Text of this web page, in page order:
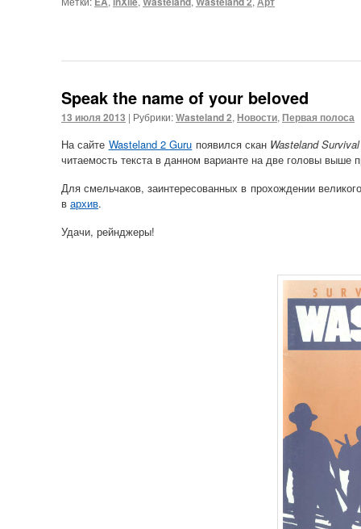
Speak the name of your beloved
13 июля 2013 | Рубрики:Wasteland 2,Новости,Первая полоса
На сайте Wasteland 2 Guru появился скан Wasteland
читаемость текста в данном варианте на две головы выше
Для смельчаков, заинтересованных в прохождении
в архив.
Удачи, рейнджеры!